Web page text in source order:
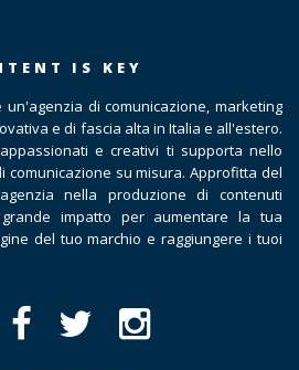
IS KEY
un'agenzia di comunicazione, marketing
e di fascia alta in Italia e all'estero.
e creativi ti supporta nello
comunicazione su misura. Approfitta del
nella produzione di contenuti
impatto per aumentare la tua
del tuo marchio e raggiungere i tuoi